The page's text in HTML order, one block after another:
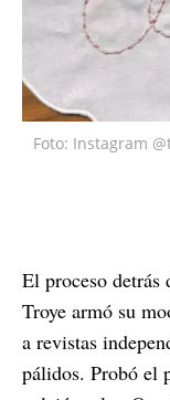
Foto: Instagram
El proceso
Troye armó su
a revistas
pálidos. Probó el